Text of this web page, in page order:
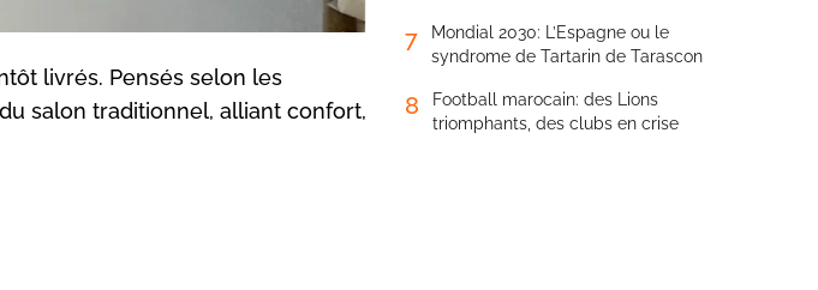
livrés. Pensés selon les
salon traditionnel, alliant confort,
7
Mondial 2030: L’Espagne ou le
syndrome de Tartarin de Tarascon
8
Football marocain: des Lions
triomphants, des clubs en crise